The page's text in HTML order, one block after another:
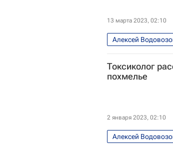
13 марта 2023, 02:10
Алексей
Токсиколог
похмелье
2 января 2023, 02:10
Алексей